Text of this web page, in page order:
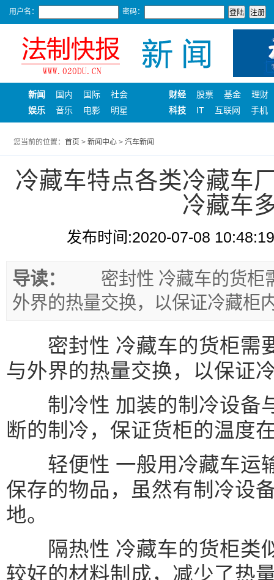
用户名： 密码：
新闻 国内 国际
社会
娱乐
音乐 电影 明星
财经 股票 基金
理财
科技
IT 互联网 手机
您当前的位置： 首页 > 新闻中心 > 汽车新闻
冷藏车特点各类冷藏车
冷藏车
发布时间:2020-07-08 10:48:19
导读：
密封性 冷藏车的货柜
外界的热量交换，以保证冷藏柜
密封性 冷藏车的货柜需
与外界的热量交换，以保证
制冷性 加装的制冷设备
断的制冷，保证货柜的温度
轻便性 一般用冷藏车运
保存的物品，虽然有制冷设
地。
隔热性 冷藏车的货柜类
较好的材料制成，减少了热